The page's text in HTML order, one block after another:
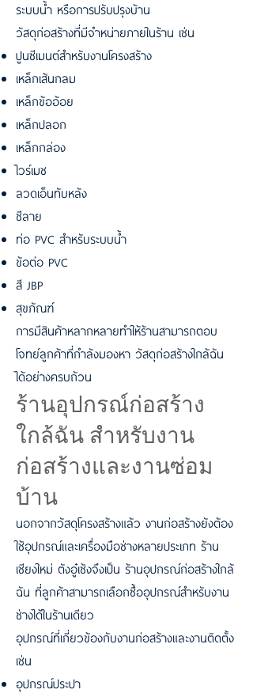
ระบบน้ำ หรือการปรับปรุงบ้าน
วัสดุก่อสร้างที่มีจำหน่ายภายในร้าน เช่น
ปูนซีเมนต์สำหรับงานโครงสร้าง
เหล็กเส้นกลม
เหล็กข้ออ้อย
เหล็กปลอก
เหล็กกล่อง
ไวร์เมช
ลวดเอ็นทับหลัง
ซีลาย
ท่อ PVC สำหรับระบบน้ำ
ข้อต่อ PVC
สี JBP
สุขภัณฑ์
การมีสินค้าหลากหลายทำให้ร้านสามารถตอบ
โจทย์ลูกค้าที่กำลังมองหา วัสดุก่อสร้างใกล้ฉัน
ได้อย่างครบถ้วน
ร้านอุปกรณ์ก่อสร้าง
ใกล้ฉัน สำหรับงาน
ก่อสร้างและงานซ่อม
บ้าน
นอกจากวัสดุโครงสร้างแล้ว งานก่อสร้างยังต้อง
ใช้อุปกรณ์และเครื่องมือช่างหลายประเภท ร้าน
เชียงใหม่ ตังอู๋เซ้งจึงเป็น ร้านอุปกรณ์ก่อสร้างใกล้
ฉัน ที่ลูกค้าสามารถเลือกซื้ออุปกรณ์สำหรับงาน
ช่างได้ในร้านเดียว
อุปกรณ์ที่เกี่ยวข้องกับงานก่อสร้างและงานติดตั้ง
เช่น
อุปกรณ์ประปา